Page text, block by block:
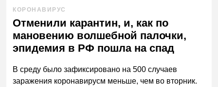
КОРОНАВИРУС
Отменили карантин, и, как по
мановению волшебной палочки,
эпидемия в РФ пошла на спад
В среду было зафиксировано на 500 случаев
заражения коронавирусм меньше, чем во вторник.